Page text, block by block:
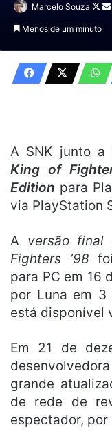
Marcelo Souza
Menos de um minuto
A SNK junto a
King of
Edition para
via PlayStation
A versão final
Fighters ’98
para PC em 16
por Luna em 3
está disponível
Em 21 de
grande
de rede de
espectador, por